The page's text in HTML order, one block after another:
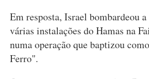
Em resposta, Israel bombardeou
várias instalações do Hamas na
numa operação que baptizou
Ferro".